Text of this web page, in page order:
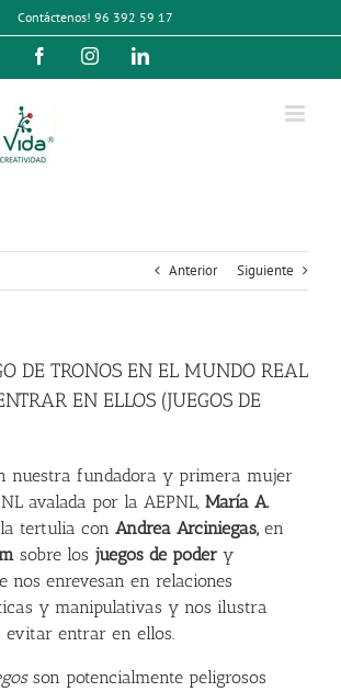
Contáctenos! 96 392 59 17
FacebookInstagramLinkedIn
Anterior Siguiente
DE TRONOS EN EL MUNDO REAL
EN ELLOS (JUEGOS DE
nuestra fundadora y primera mujer
avalada por la AEPNL, María A.
tertulia con Andrea Arciniegas, en
sobre los juegos de poder y
nos enrevesan en relaciones
y manipulativas y nos ilustra
evitar entrar en ellos.
son potencialmente peligrosos